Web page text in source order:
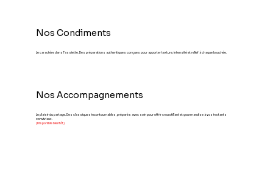
Nos Condiments
Le caractère dans l'assiette. Des préparations authentiques conçues pour apporter texture, intensité et relief à chaque bouchée.
Nos Accompagnements
Le plaisir du partage. Des classiques incontournables, préparés avec soin pour offrir croustillant et gourmandise à vos instants
conviviaux.
(Disponible bientôt)